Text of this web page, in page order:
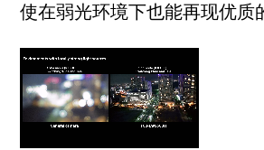
使在弱光环境下也能再现优质